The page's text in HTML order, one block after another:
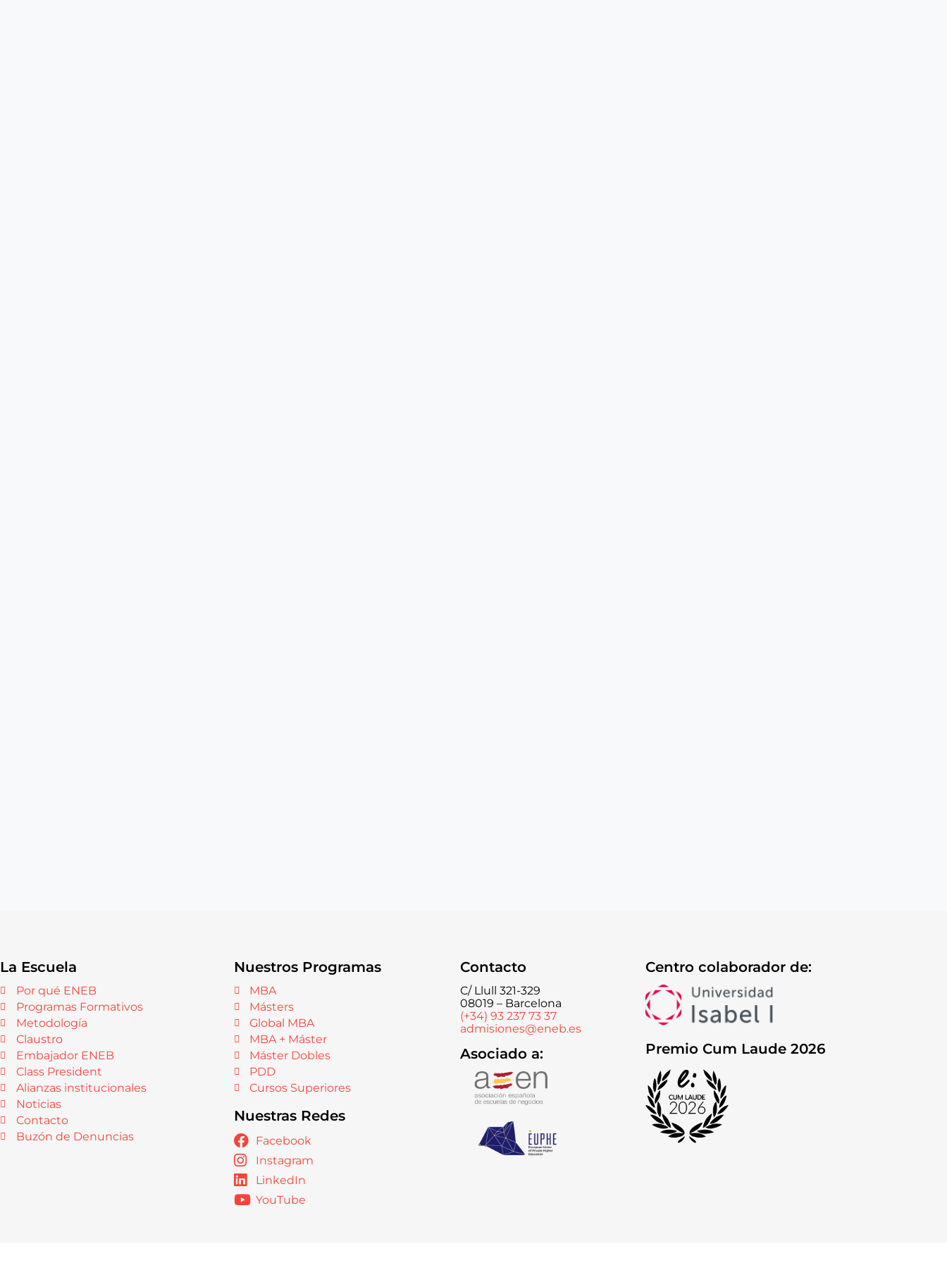
La Escuela
Por qué ENEB
Programas Formativos
Metodología
Claustro
Embajador ENEB
Class President
Alianzas institucionales
Noticias
Contacto
Buzón de Denuncias
Nuestros Programas
MBA
Másters
Global MBA
MBA + Máster
Máster Dobles
PDD
Cursos Superiores
Nuestras Redes
Facebook
Instagram
LinkedIn
YouTube
Contacto
C/ Llull 321-329
08019 – Barcelona
(+34) 93 237 73 37
admisiones@eneb.es
Asociado a:
Centro colaborador de:
Premio Cum Laude 2026